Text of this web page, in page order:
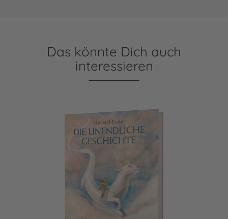
Das könnte Dich auch
interessieren
Die unendliche Geschichte